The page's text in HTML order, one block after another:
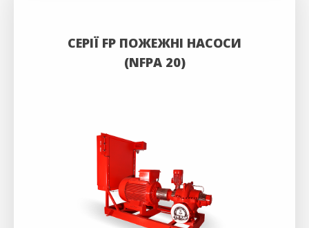
СЕРІЇ FP ПОЖЕЖНІ НАСОСИ
(NFPA 20)